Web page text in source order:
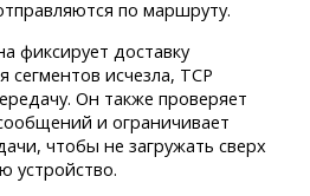
по маршруту.
фиксирует доставку
сегментов исчезла, TCP
Он также проверяет
и ограничивает
чтобы не загружать сверх
устройство.